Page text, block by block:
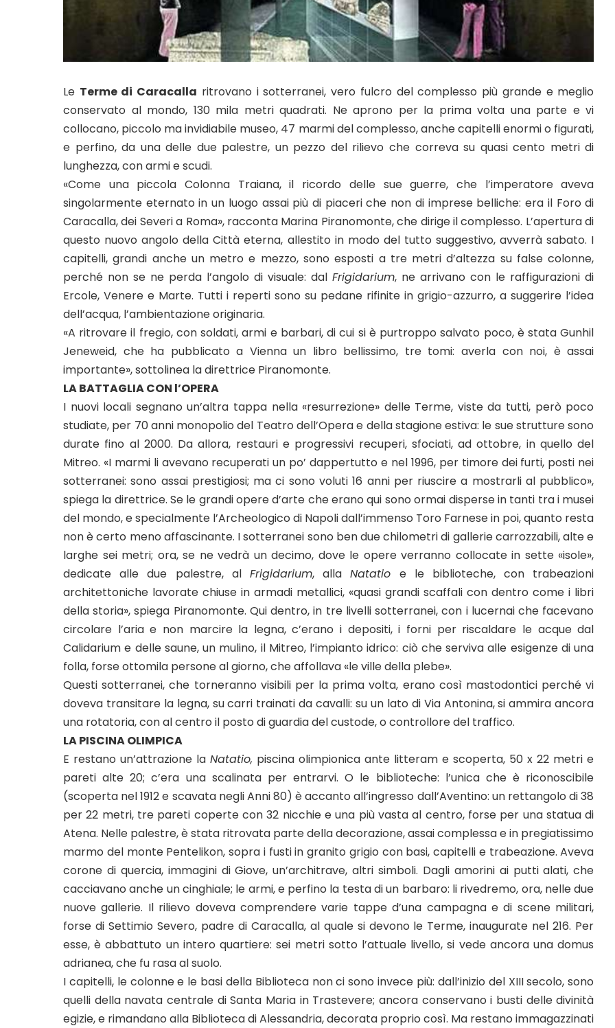
Le Terme di Caracalla ritrovano i sotterranei, vero fulcro del complesso più grande e meglio
conservato al mondo, 130 mila metri quadrati. Ne aprono per la prima volta una parte e vi
collocano, piccolo ma invidiabile museo, 47 marmi del complesso, anche capitelli enormi o figurati,
e perfino, da una delle due palestre, un pezzo del rilievo che correva su quasi cento metri di
lunghezza, con armi e scudi.
«Come una piccola Colonna Traiana, il ricordo delle sue guerre, che l’imperatore aveva
singolarmente eternato in un luogo assai più di piaceri che non di imprese belliche: era il Foro di
Caracalla, dei Severi a Roma», racconta Marina Piranomonte, che dirige il complesso. L’apertura di
questo nuovo angolo della Città eterna, allestito in modo del tutto suggestivo, avverrà sabato. I
capitelli, grandi anche un metro e mezzo, sono esposti a tre metri d’altezza su false colonne,
perché non se ne perda l’angolo di visuale: dalFrigidarium, ne arrivano con le raffigurazioni di
Ercole, Venere e Marte. Tutti i reperti sono su pedane rifinite in grigio-azzurro, a suggerire l’idea
dell’acqua, l’ambientazione originaria.
«A ritrovare il fregio, con soldati, armi e barbari, di cui si è purtroppo salvato poco, è stata Gunhil
Jeneweid, che ha pubblicato a Vienna un libro bellissimo, tre tomi: averla con noi, è assai
importante», sottolinea la direttrice Piranomonte.
LA BATTAGLIA CON l’OPERA
I nuovi locali segnano un’altra tappa nella «resurrezione» delle Terme, viste da tutti, però poco
studiate, per 70 anni monopolio del Teatro dell’Opera e della stagione estiva: le sue strutture sono
durate fino al 2000. Da allora, restauri e progressivi recuperi, sfociati, ad ottobre, in quello del
Mitreo. «I marmi li avevano recuperati un po’ dappertutto e nel 1996, per timore dei furti, posti nei
sotterranei: sono assai prestigiosi; ma ci sono voluti 16 anni per riuscire a mostrarli al pubblico»,
spiega la direttrice. Se le grandi opere d’arte che erano qui sono ormai disperse in tanti tra i musei
del mondo, e specialmente l’Archeologico di Napoli dall’immenso Toro Farnese in poi, quanto resta
non è certo meno affascinante. I sotterranei sono ben due chilometri di gallerie carrozzabili, alte e
larghe sei metri; ora, se ne vedrà un decimo, dove le opere verranno collocate in sette «isole»,
dedicate alle due palestre, al Frigidarium, allaNatatio e le biblioteche, con trabeazioni
architettoniche lavorate chiuse in armadi metallici, «quasi grandi scaffali con dentro come i libri
della storia», spiega Piranomonte. Qui dentro, in tre livelli sotterranei, con i lucernai che facevano
circolare l’aria e non marcire la legna, c’erano i depositi, i forni per riscaldare le acque dal
Calidarium e delle saune, un mulino, il Mitreo, l’impianto idrico: ciò che serviva alle esigenze di una
folla, forse ottomila persone al giorno, che affollava «le ville della plebe».
Questi sotterranei, che torneranno visibili per la prima volta, erano così mastodontici perché vi
doveva transitare la legna, su carri trainati da cavalli: su un lato di Via Antonina, si ammira ancora
una rotatoria, con al centro il posto di guardia del custode, o controllore del traffico.
LA PISCINA OLIMPICA
E restano un’attrazione laNatatio, piscina olimpionica ante litteram e scoperta, 50 x 22 metri e
pareti alte 20; c’era una scalinata per entrarvi. O le biblioteche: l’unica che è riconoscibile
(scoperta nel 1912 e scavata negli Anni 80) è accanto all’ingresso dall’Aventino: un rettangolo di 38
per 22 metri, tre pareti coperte con 32 nicchie e una più vasta al centro, forse per una statua di
Atena. Nelle palestre, è stata ritrovata parte della decorazione, assai complessa e in pregiatissimo
marmo del monte Pentelikon, sopra i fusti in granito grigio con basi, capitelli e trabeazione. Aveva
corone di quercia, immagini di Giove, un’architrave, altri simboli. Dagli amorini ai putti alati, che
cacciavano anche un cinghiale; le armi, e perfino la testa di un barbaro: li rivedremo, ora, nelle due
nuove gallerie. Il rilievo doveva comprendere varie tappe d’una campagna e di scene militari,
forse di Settimio Severo, padre di Caracalla, al quale si devono le Terme, inaugurate nel 216. Per
esse, è abbattuto un intero quartiere: sei metri sotto l’attuale livello, si vede ancora una domus
adrianea, che fu rasa al suolo.
I capitelli, le colonne e le basi della Biblioteca non ci sono invece più: dall’inizio del XIII secolo, sono
quelli della navata centrale di Santa Maria in Trastevere; ancora conservano i busti delle divinità
egizie, e rimandano alla Biblioteca di Alessandria, decorata proprio così. Ma restano immagazzinati